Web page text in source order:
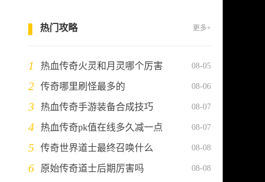
热门攻略 更多+
1 热血传奇火灵和月灵哪个厉害 08-05
2 传奇哪里刷怪最多的 08-06
3 热血传奇手游装备合成技巧 08-07
4 热血传奇pk值在线多久减一点 08-07
5 传奇世界道士最终召唤什么 08-08
6 原始传奇道士后期厉害吗 08-08